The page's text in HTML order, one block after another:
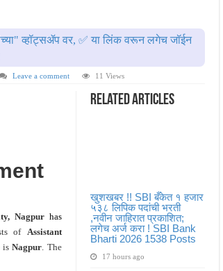
१० ऑगस्ट २०२६ अंतिम तारीख ! MPSC Bharti 2026
; शिक्षकांना धाकधूक ! Teacher Bharti 2026
करण्याची सुवर्ण संधी ! IBPS Bharti 2026
हजार जागा उपलब्ध ! Engineering Admission 2026
पदांची भरती सुरु ! Nagpur University Bharti 2026
व्हॉट्सॲप वर, ✅ या लिंक वरून लगेच जॉईन
Leave a comment 11 Views
Related Articles
खुशखबर !! SBI बँकेत १ हजार
५३८ लिपिक पदांची भरती
,नवीन जाहिरात प्रकाशित;
लगेच अर्ज करा ! SBI Bank
Bharti 2026 1538 Posts
17 hours ago
Nagpurhas
of Assistant
is Nagpur. The